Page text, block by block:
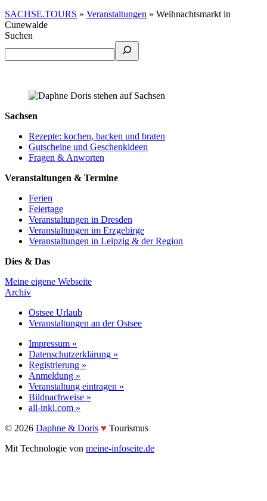
SACHSE.TOURS » Veranstaltungen » Weihnachtsmarkt in
Cunewalde
Suchen
Sachsen
Rezepte: kochen, backen und braten
Gutscheine und Geschenkideen
Fragen & Anworten
Veranstaltungen & Termine
Ferien
Feiertage
Veranstaltungen in Dresden
Veranstaltungen im Erzgebirge
Veranstaltungen in Leipzig & der Region
Dies & Das
Meine eigene Webseite
Archiv
Ostsee Urlaub
Veranstaltungen an der Ostsee
Impressum »
Datenschutzerklärung »
Registrierung »
Anmeldung »
Veranstaltung eintragen »
Bildnachweise »
all-inkl.com »
©️ 2026 Daphne & Doris ♥️ Tourismus
Mit Technologie von meine-infoseite.de